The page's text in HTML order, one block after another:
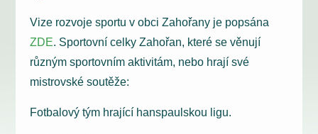
Vize rozvoje sportu v obci Zahořany je popsána
ZDE. Sportovní celky Zahořan, které se věnují
různým sportovním aktivitám, nebo hrají své
mistrovské soutěže:
Fotbalový tým hrající hanspaulskou ligu.